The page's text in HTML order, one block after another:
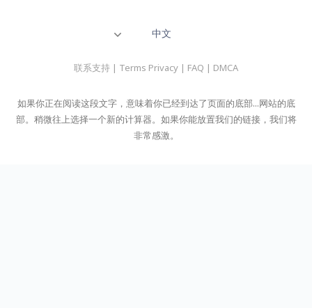
中文
联系支持 | Terms Privacy | FAQ | DMCA
如果你正在阅读这段文字，意味着你已经到达了页面的底部...网站的底
部。稍微往上选择一个新的计算器。如果你能放置我们的链接，我们将
非常感激。